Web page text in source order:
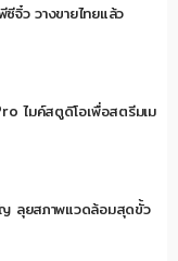
จิ๋ว วางขายไทยแล้ว
ไมค์สตูดิโอเพื่อสตรีมเม
ญ ลุยสภาพแวดล้อมสุดขั้ว